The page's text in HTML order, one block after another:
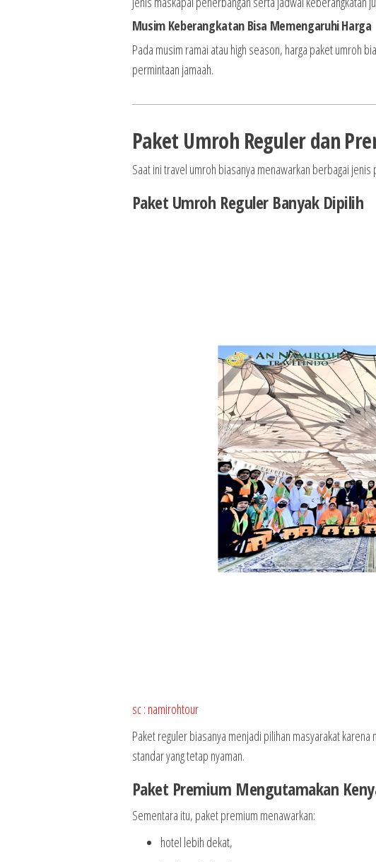
Musim Keberangkatan Bisa Memengaruhi Harga
Pada musim ramai atau high season, harga paket umroh
permintaan jamaah.
Paket Umroh Reguler dan
Saat ini travel umroh biasanya menawarkan berbagai
Paket Umroh Reguler Banyak Dipilih
sc : namirohtour
Paket reguler biasanya menjadi pilihan masyarakat
standar yang tetap nyaman.
Paket Premium Mengutamakan
Sementara itu, paket premium menawarkan:
hotel lebih dekat,